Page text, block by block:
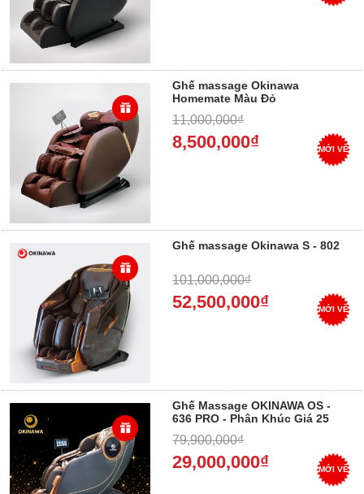
Ghế massage Okinawa
Homemate Màu Đỏ
11,000,000₫
8,500,000₫ MỚI VỀ
Ghế massage Okinawa S - 802
101,000,000₫
52,500,000₫ MỚI VỀ
Ghế Massage OKINAWA OS -
636 PRO - Phân Khúc Giá 25
79,900,000₫
29,000,000₫ MỚI VỀ